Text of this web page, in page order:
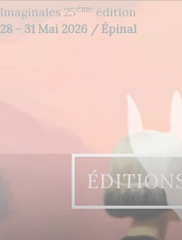
Imaginales 25ème édition
28 - 31 Mai 2026 / Épinal